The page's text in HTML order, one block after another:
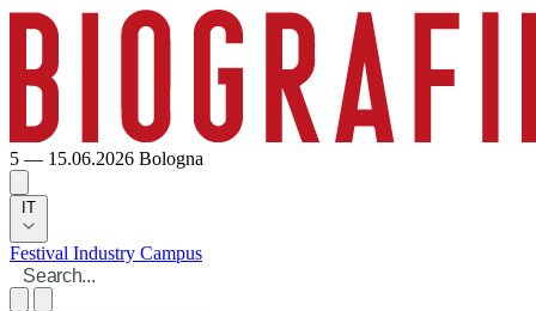
5 — 15.06.2026 Bologna
IT
Festival Industry Campus